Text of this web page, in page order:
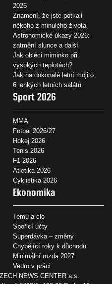
2026
Znamení, že jste potkali
někoho z minulého života
Astronomické úkazy 2026:
zatmění slunce a další
Jak obléci miminko při
vysokých teplotách?
Jak na dokonalé letní mojito
6 lehkých letních salátů
Sport 2026
MMA
Fotbal 2026/27
Hokej 2026
Tenis 2026
F1 2026
Atletika 2026
Cyklistika 2026
Ekonomika
Temu a clo
Spořicí účty
Superdávka – změny
Chybějící roky k důchodu
Minimální mzda 2027
Vedro v práci
NEWS CENTER a.s.